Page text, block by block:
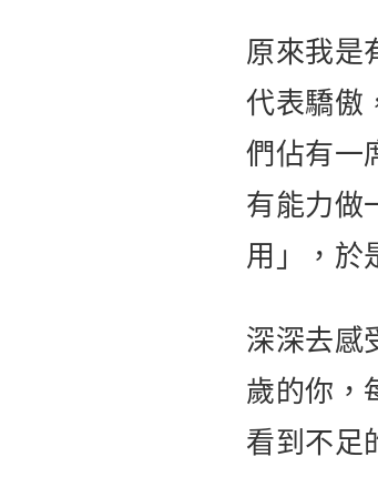
原來我是
代表驕傲
們佔有一
有能力做
用」，於
深深去感
歲的你，
看到不足